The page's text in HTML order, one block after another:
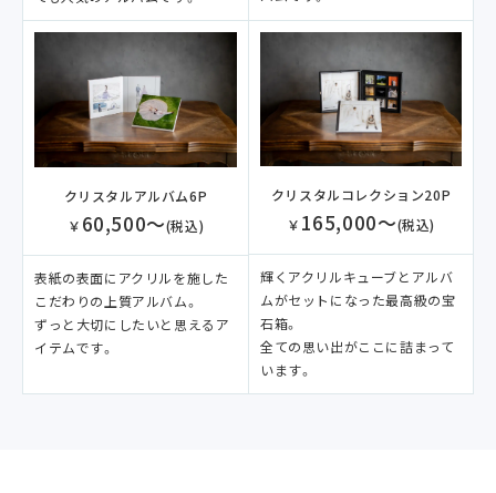
クリスタルアルバム6P
￥ 60,500～(税込)
表紙の表面にアクリルを施した
こだわりの上質アルバム。
ずっと大切にしたいと思えるア
イテムです。
クリスタルコレクション20P
￥ 165,000～(税込)
輝くアクリルキューブとアルバ
ムがセットになった最高級の宝
石箱。
全ての思い出がここに詰まって
います。